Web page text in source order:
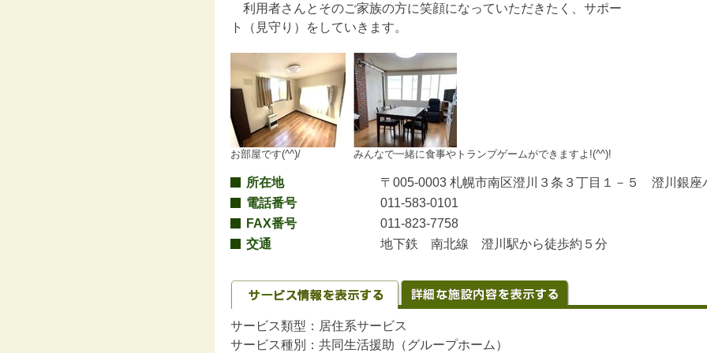
利用者さんとそのご家族の方に笑顔になっていただきたく、サポー
ト（見守り）をしていきます。
お部屋です(^^)/ みんなで一緒に食事やトランプゲームができますよ!(^^)!
所在地
〒005-0003 札幌市南区澄川３条３丁目１－５ 澄川銀座
電話番号
011-583-0101
FAX番号
011-823-7758
交通
地下鉄 南北線 澄川駅から徒歩約５分
サービス類型：居住系サービス
サービス種別：共同生活援助（グループホーム）